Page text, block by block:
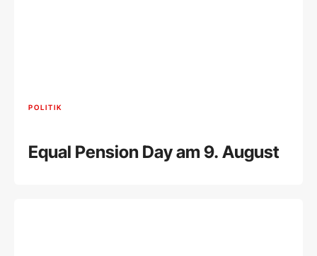
POLITIK
Equal Pension Day am 9. August